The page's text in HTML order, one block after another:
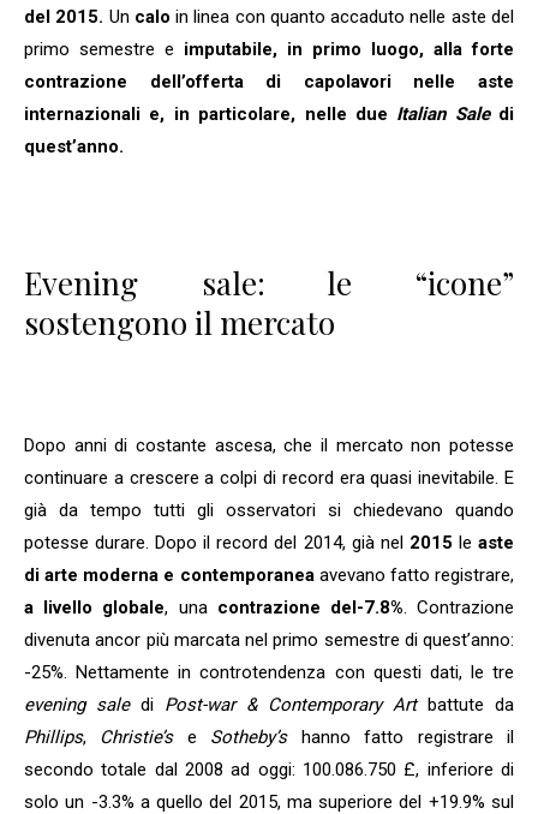
del 2015. Un caloin linea con quanto accaduto nelle aste del
primo semestre e imputabile, in primo luogo, alla forte
contrazione dell’offerta di capolavori nelle aste
internazionali e, in particolare, nelle due Italian Saledi
quest’anno.
Evening sale: le “icone”
sostengono il mercato
Dopo anni di costante ascesa, che il mercato non potesse
continuare a crescere a colpi di record era quasi inevitabile. E
già da tempo tutti gli osservatori si chiedevano quando
potesse durare. Dopo il record del 2014, già nel 2015 leaste
di arte moderna e contemporaneaavevano fatto registrare,
a livello globale, una contrazione del-7.8% . Contrazione
divenuta ancor più marcata nel primo semestre di quest’anno:
-25%. Nettamente in controtendenza con questi dati, le tre
evening saledi Post-war & Contemporary Artbattute da
Phillips, Christie’se Sotheby’s hanno fatto registrare il
secondo totale dal 2008 ad oggi: 100.086.750 £, inferiore di
solo un -3.3% a quello del 2015, ma superiore del +19.9% sul